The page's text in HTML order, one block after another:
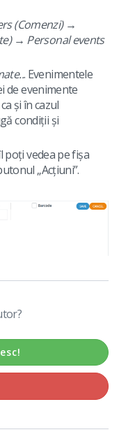
(Comenzi) →
→ Personal events
. Evenimentele
de evenimente
și în cazul
condiții și
poți vedea pe fișa
„Acțiuni”.